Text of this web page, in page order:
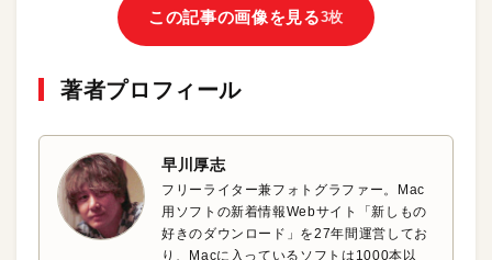
この記事の画像を見る3枚
著者プロフィール
早川厚志
フリーライター兼フォトグラファー。Mac
用ソフトの新着情報Webサイト「新しもの
好きのダウンロード」を27年間運営してお
り、Macに入っているソフトは1000本以